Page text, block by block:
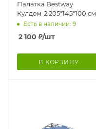
Палатка Bestway
Кулдом-2 205*145*100 см
Есть в наличии: 9
2 100 ₽/шт
В КОРЗИНУ